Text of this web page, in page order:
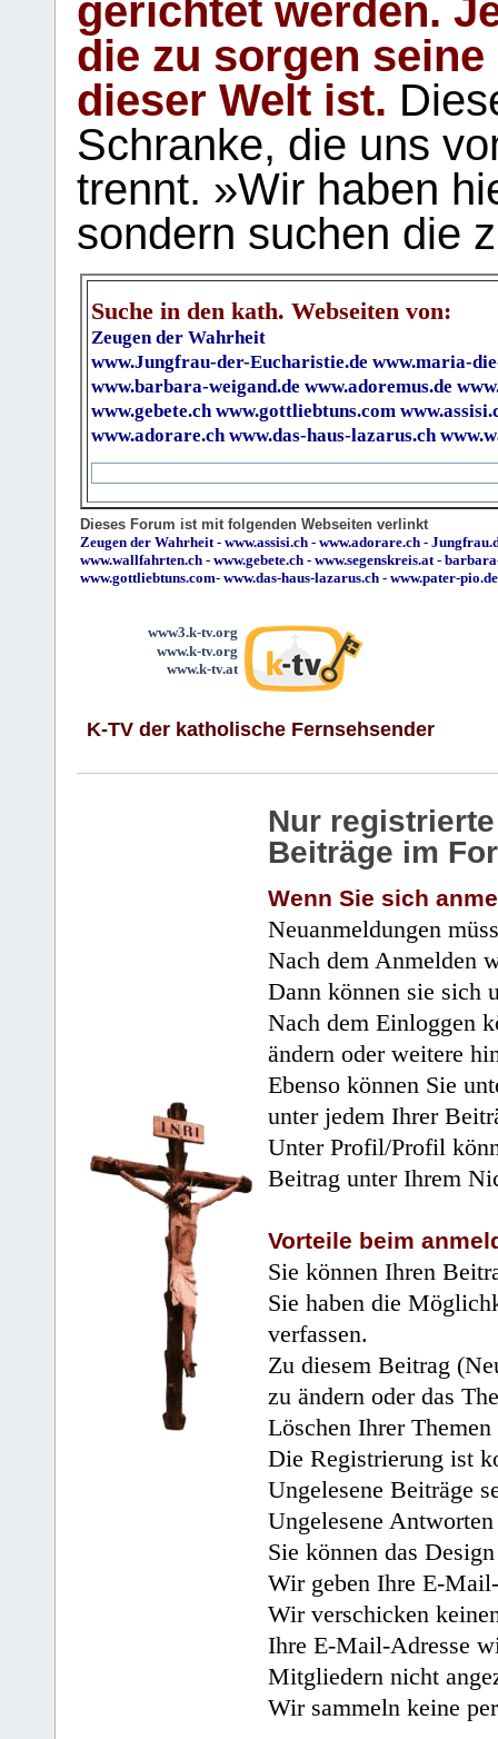
gerichtet werden.
die zu sorgen
dieser Welt ist.
Schranke, die uns
trennt. »Wir haben
sondern suchen die
Suche in den kath. Webseiten von:
Zeugen der Wahrheit
www.Jungfrau-der-Eucharistie.de www.maria-
www.barbara-weigand.de www.adoremus.de
www.gebete.ch www.gottliebtuns.com
www.adorare.ch www.das-haus-lazarus.ch
Dieses Forum ist mit folgenden Webseiten verlinkt
Zeugen der Wahrheit - www.assisi.ch - www.adorare.ch -
www.wallfahrten.ch - www.gebete.ch - www.segenskreis.at -
www.gottliebtuns.com- www.das-haus-lazarus.ch - www.pater-pio.de
www3.k-tv.org
www.k-tv.org
www.k-tv.at
K-TV der katholische Fernsehsender
Nur
Beiträge im
Wenn Sie sich
Neuanmeldungen
Nach dem Anmelden
Dann können sie sich
Nach dem Einloggen
ändern oder weitere
Ebenso können Sie
unter jedem Ihrer
Unter Profil/Profil
Beitrag unter Ihrem
Vorteile beim
Sie können Ihren
Sie haben die
verfassen.
Zu diesem Beitrag
zu ändern oder das
Löschen Ihrer
Die Registrierung ist
Ungelesene Beiträge
Ungelesene
Sie können das
Wir geben Ihre E-
Wir verschicken
Ihre E-Mail-Adresse
Mitgliedern nicht
Wir sammeln keine